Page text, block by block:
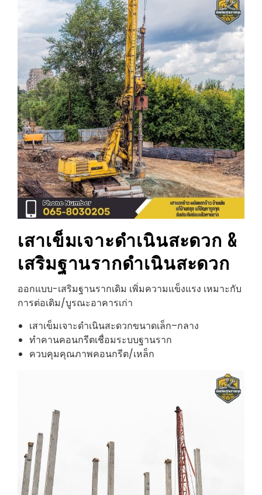
เสาเข็มเจาะดำเนินสะดวก &
เสริมฐานรากดำเนินสะดวก
ออกแบบ-เสริมฐานรากเดิม เพิ่มความแข็งแรง เหมาะกับ
การต่อเติม/บูรณะอาคารเก่า
เสาเข็มเจาะดำเนินสะดวกขนาดเล็ก–กลาง
ทำคานคอนกรีตเชื่อมระบบฐานราก
ควบคุมคุณภาพคอนกรีต/เหล็ก